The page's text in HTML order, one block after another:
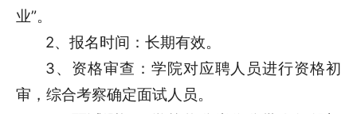
业”。
2、报名时间：长期有效。
3、资格审查：学院对应聘人员进行资格初
审，综合考察确定面试人员。